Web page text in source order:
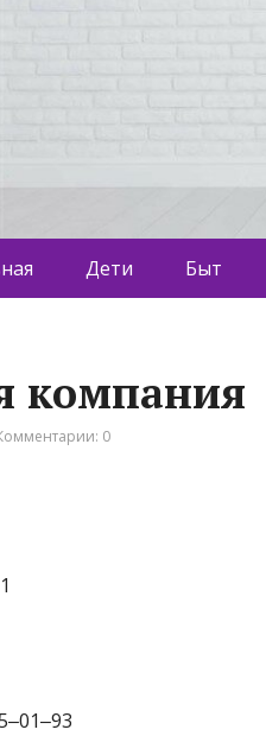
Дети Быт
компания
0